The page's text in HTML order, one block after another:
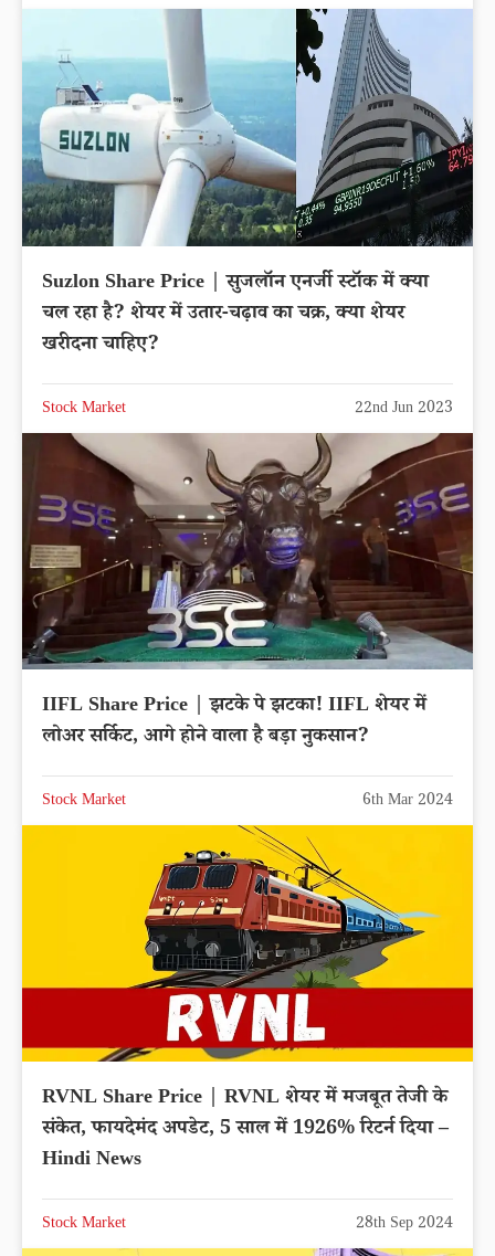
Suzlon Share Price | सुजलॉन एनर्जी स्टॉक में क्या
चल रहा है? शेयर में उतार-चढ़ाव का चक्र, क्या शेयर
खरीदना चाहिए?
Stock Market 22nd Jun 2023
IIFL Share Price | झटके पे झटका! IIFL शेयर में
लोअर सर्किट, आगे होने वाला है बड़ा नुकसान?
Stock Market 6th Mar 2024
RVNL Share Price | RVNL शेयर में मजबूत तेजी के
संकेत, फायदेमंद अपडेट, 5 साल में 1926% रिटर्न दिया –
Hindi News
Stock Market 28th Sep 2024